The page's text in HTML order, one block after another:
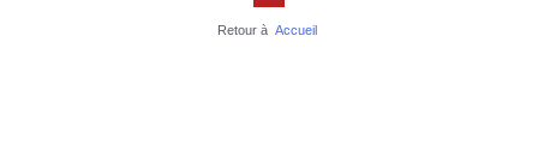
Retour à Accueil